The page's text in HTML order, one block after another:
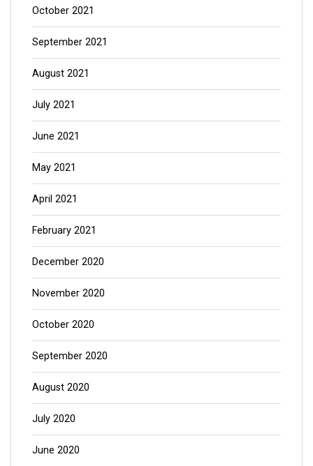
October 2021
September 2021
August 2021
July 2021
June 2021
May 2021
April 2021
February 2021
December 2020
November 2020
October 2020
September 2020
August 2020
July 2020
June 2020